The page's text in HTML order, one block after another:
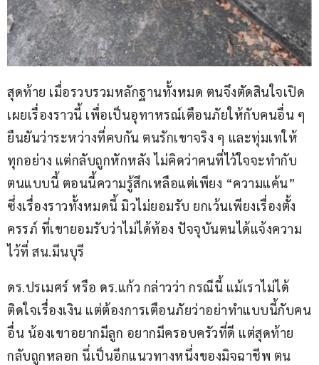
สุดท้าย เมื่อรวบรวมหลักฐานทั้งหมด ตนจึงตัดสินใจเปิด
เผยเรื่องราวนี้ เพื่อเป็นอุทาหรณ์เตือนภัยให้กับคนอื่น ๆ
ยืนยันว่าระหว่างที่คบกัน ตนรักเขาจริง ๆ และทุ่มเทให้
ทุกอย่าง แต่กลับถูกหักหลัง ไม่คิดว่าคนที่ไว้ใจจะทำกับ
ตนแบบนี้ ตอนนี้ความรู้สึกเหลือแต่เพียง “ความแค้น”
ซึ่งเรื่องราวทั้งหมดนี้ มิวไม่ยอมรับ ยกเว้นเพียงเรื่องตั้ง
ครรภ์ ที่เขายอมรับว่าไม่ได้ท้อง ปัจจุบันตนได้แจ้งความ
ไว้ที่ สน.มีนบุรี
ดร.ปรเมศร์ หรือ ดร.แก้ว กล่าวว่า กรณีนี้ แม้เราไม่ได้
ติดใจเรื่องเงิน แต่ต้องการเตือนภัยว่าอย่าทำแบบนี้กับคน
อื่น น้องเขาอยากมีลูก อยากมีครอบครัวที่ดี แต่สุดท้าย
กลับถูกหลอก นี่เป็นอีกแนวทางหนึ่งของมิจฉาชีพ ตน